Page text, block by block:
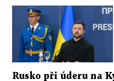
Rusko při úderu na